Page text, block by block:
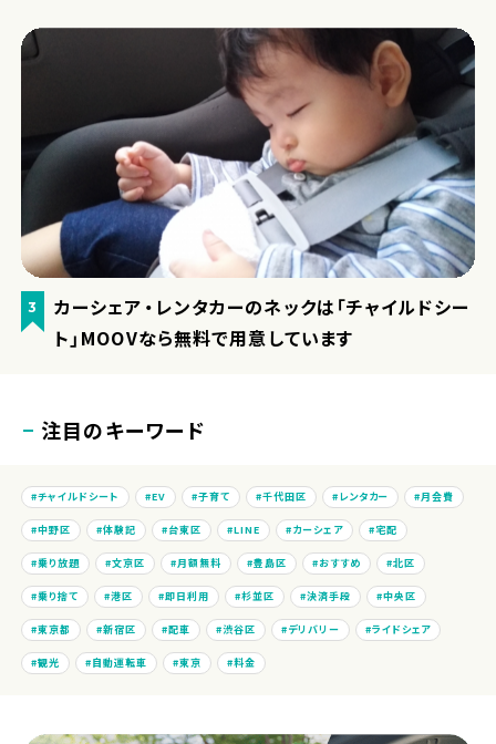
3
カーシェア・レンタカーのネックは「チャイルドシー
ト」MOOVなら無料で用意しています
注目のキーワード
チャイルドシート EV 子育て 千代田区 レンタカー 月会費
中野区 体験記 台東区 LINE カーシェア 宅配
乗り放題 文京区 月額無料 豊島区 おすすめ 北区
乗り捨て 港区 即日利用 杉並区 決済手段 中央区
東京都 新宿区 配車 渋谷区 デリバリー ライドシェア
観光 自動運転車 東京 料金